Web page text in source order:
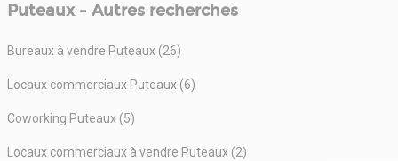
Puteaux - Autres recherches
Bureaux à vendre Puteaux (26)
Locaux commerciaux Puteaux (6)
Coworking Puteaux (5)
Locaux commerciaux à vendre Puteaux (2)